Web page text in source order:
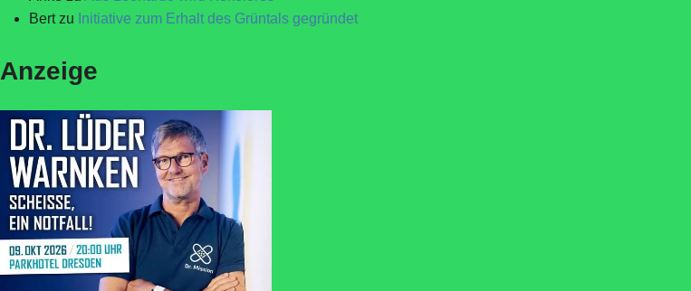
Bertzu Initiative zum Erhalt des Grüntals gegründet
Anzeige